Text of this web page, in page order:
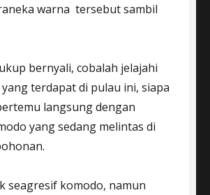
warna tersebut sambil
bernyali, cobalah jelajahi
terdapat di pulau ini, siapa
langsung dengan
yang sedang melintas di
seagresif komodo, namun